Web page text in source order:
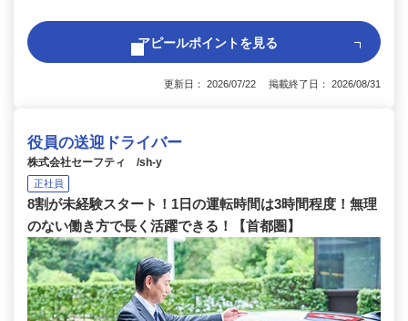
アピールポイントを見る
更新日： 2026/07/22 掲載終了日： 2026/08/31
役員の送迎ドライバー
株式会社セーフティ /sh-y
正社員
8割が未経験スタート！1日の運転時間は3時間程度！無理
のない働き方で長く活躍できる！【首都圏】